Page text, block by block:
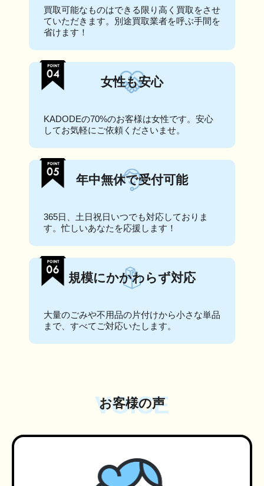
買取可能なものはできる限り高く買取をさせ
ていただきます。別途買取業者を呼ぶ手間を
省けます！
女性も安心
KADODEの70%のお客様は女性です。安心
してお気軽にご依頼くださいませ。
年中無休で受付可能
365日、土日祝日いつでも対応しておりま
す。忙しいあなたを応援します！
規模にかかわらず対応
大量のごみや不用品の片付けから小さな単品
まで、すべてご対応いたします。
VOICE
お客様の声